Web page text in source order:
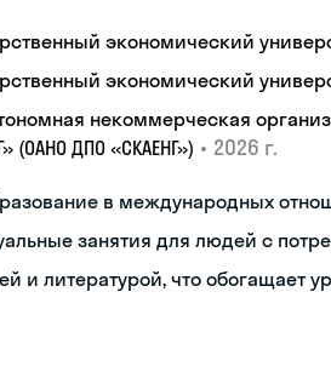
экономический
экономический
некоммерческая
(ОАНО ДПО «СКАЕНГ») • 2026 г.
в международных
занятия для людей с
и литературой, что обогащает